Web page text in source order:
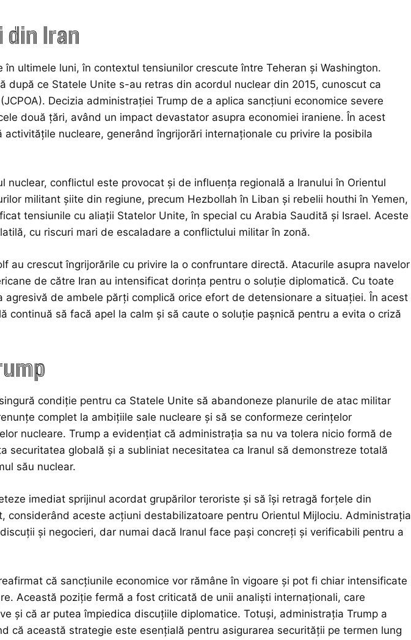
din Iran
ultimele luni, în contextul tensiunilor crescute între Teheran și Washington.
după ce Statele Unite s-au retras din acordul nuclear din 2015, cunoscut ca
Decizia administrației Trump de a aplica sancțiuni economice severe
două țări, având un impact devastator asupra economiei iraniene. În acest
nucleare, generând îngrijorări internaționale cu privire la posibila
nuclear, conflictul este provocat și de influența regională a Iranului în Orientul
militant șiite din regiune, precum Hezbollah în Liban și rebelii houthi în Yemen,
tensiunile cu aliații Statelor Unite, în special cu Arabia Saudită și Israel. Aceste
cu riscuri mari de escaladare a conflictului militar în zonă.
au crescut îngrijorările cu privire la o confruntare directă. Atacurile asupra navelor
de către Iran au intensificat dorința pentru o soluție diplomatică. Cu toate
agresivă de ambele părți complică orice efort de detensionare a situației. În acest
continuă să facă apel la calm și să caute o soluție pașnică pentru a evita o criză
condiție pentru ca Statele Unite să abandoneze planurile de atac militar
complet la ambițiile sale nucleare și să se conformeze cerințelor
nucleare. Trump a evidențiat că administrația sa nu va tolera nicio formă de
securitatea globală și a subliniat necesitatea ca Iranul să demonstreze totală
său nuclear.
imediat sprijinul acordat grupărilor teroriste și să își retragă forțele din
considerând aceste acțiuni destabilizatoare pentru Orientul Mijlociu. Administrația
și negocieri, dar numai dacă Iranul face pași concreți și verificabili pentru a
că sancțiunile economice vor rămâne în vigoare și pot fi chiar intensificate
Această poziție fermă a fost criticată de unii analiști internaționali, care
și că ar putea împiedica discuțiile diplomatice. Totuși, administrația Trump a
că această strategie este esențială pentru asigurarea securității pe termen lung